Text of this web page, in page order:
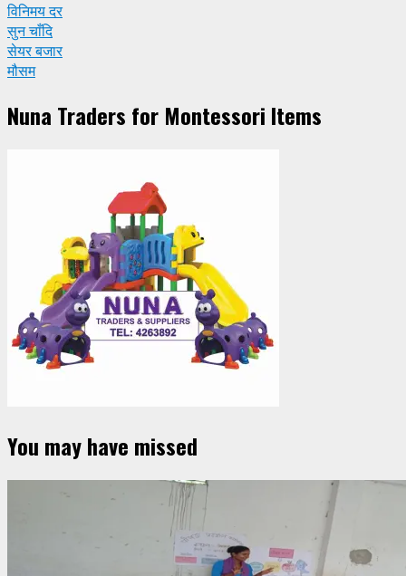
विनिमय दर
सुन चाँदि
सेयर बजार
मौसम
Nuna Traders for Montessori Items
You may have missed